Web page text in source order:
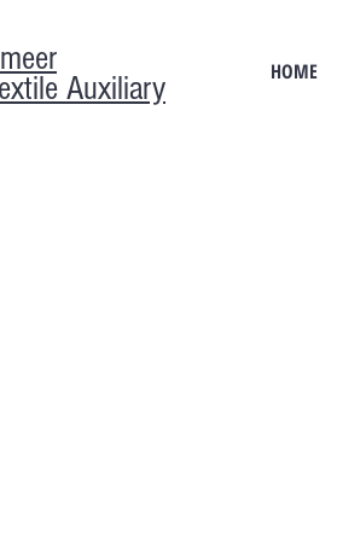
Auxiliary
HOME